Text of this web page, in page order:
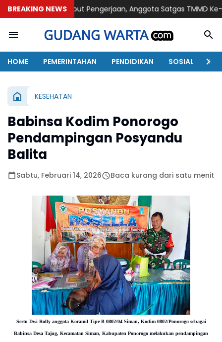
BREAKING NEWS
Kebut Pengerjaan, Anggota Satgas TMMD Ke-129 Pasang
HOME PEMERINTAHAN PENDIDIKAN SOSIAL
KESEHATAN
Babinsa Kodim Ponorogo
Pendampingan Posyandu
Balita
Sabtu, Februari 14, 2026 Baca kurang dari satu menit
Sertu Dwi Rolly anggota Koramil Tipe B 0802/04 Siman, Kodim 0802/Ponorogo sebagai
Babinsa Desa Tajug, Kecamatan Siman, Kabupaten Ponorogo melakukan pendampingan